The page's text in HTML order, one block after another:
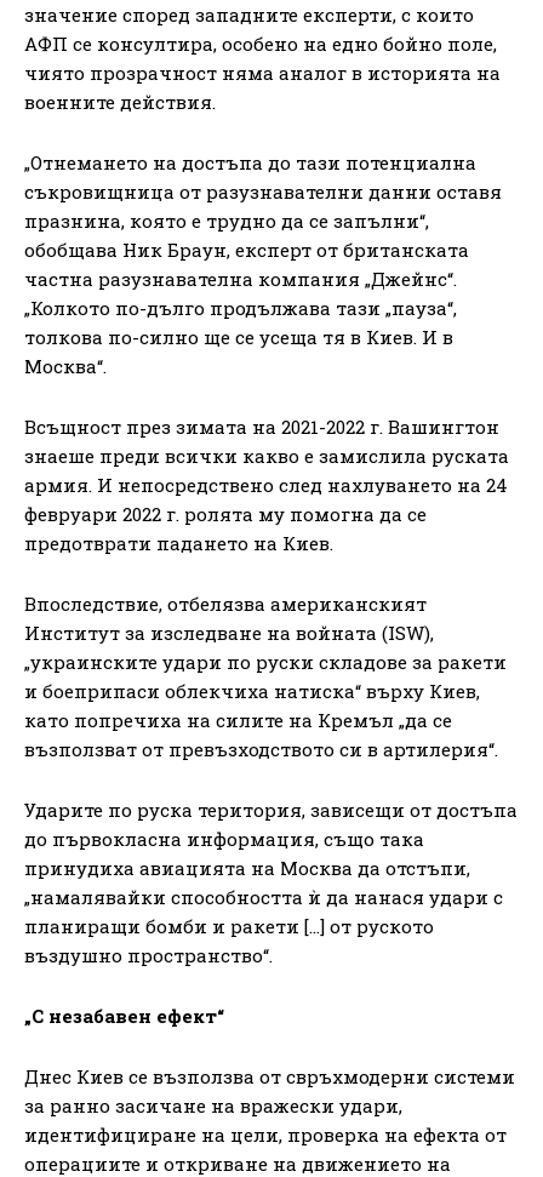
значение според западните експерти, с които
АФП се консултира, особено на едно бойно поле,
чиято прозрачност няма аналог в историята на
военните действия.
„Отнемането на достъпа до тази потенциална
съкровищница от разузнавателни данни оставя
празнина, която е трудно да се запълни“,
обобщава Ник Браун, експерт от британската
частна разузнавателна компания „Джейнс“.
„Колкото по-дълго продължава тази „пауза“,
толкова по-силно ще се усеща тя в Киев. И в
Москва“.
Всъщност през зимата на 2021-2022 г. Вашингтон
знаеше преди всички какво е замислила руската
армия. И непосредствено след нахлуването на 24
февруари 2022 г. ролята му помогна да се
предотврати падането на Киев.
Впоследствие, отбелязва американският
Институт за изследване на войната (ISW),
„украинските удари по руски складове за ракети
и боеприпаси облекчиха натиска“ върху Киев,
като попречиха на силите на Кремъл „да се
възползват от превъзходството си в артилерия“.
Ударите по руска територия, зависещи от достъпа
до първокласна информация, също така
принудиха авиацията на Москва да отстъпи,
„намалявайки способността ѝ да нанася удари с
планиращи бомби и ракети […] от руското
въздушно пространство“.
„С незабавен ефект“
Днес Киев се възползва от свръхмодерни системи
за ранно засичане на вражески удари,
идентифициране на цели, проверка на ефекта от
операциите и откриване на движението на